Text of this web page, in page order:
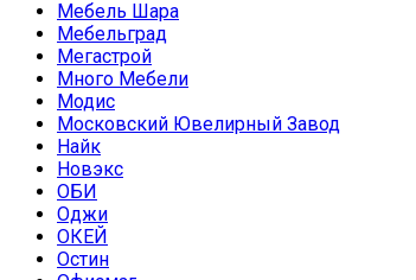
Мебель Шара
Мебельград
Мегастрой
Много Мебели
Модис
Московский Ювелирный Завод
Найк
Новэкс
ОБИ
Оджи
ОКЕЙ
Остин